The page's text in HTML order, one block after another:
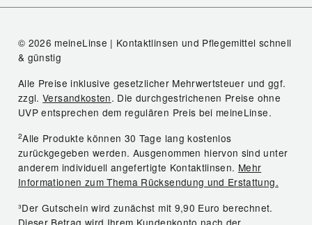
© 2026 meineLinse | Kontaktlinsen und Pflegemittel schnell
& günstig
Alle Preise inklusive gesetzlicher Mehrwertsteuer und ggf.
zzgl.Versandkosten. Die durchgestrichenen Preise ohne
UVP entsprechen dem regulären Preis bei meineLinse.
2Alle Produkte können 30 Tage lang kostenlos
zurückgegeben werden. Ausgenommen hiervon sind unter
anderem individuell angefertigte Kontaktlinsen. Mehr
Informationen zum Thema Rücksendung und Erstattung.
³Der Gutschein wird zunächst mit 9,90 Euro berechnet.